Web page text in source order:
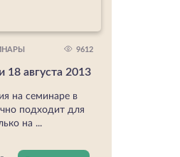
9612
18 августа 2013
на семинаре в
подходит для
на ...